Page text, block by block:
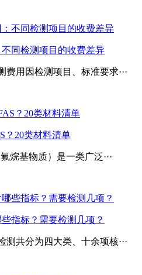
同检测项目的收费差异
费用因检测项目、标准要求···
？20类材料清单
烷基物质）是一类广泛···
指标？需要检测几项？
测共分为四大类、十余项核···